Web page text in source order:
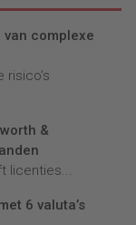
van complexe
&
licenties...
6 valuta’s